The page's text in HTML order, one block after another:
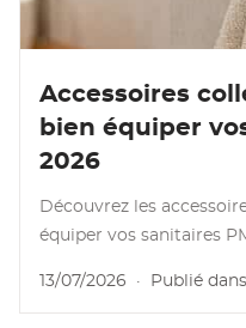
Accessoires
bien équiper
2026
Découvrez les
équiper vos sanitaires
13/07/2026
· Publié dans